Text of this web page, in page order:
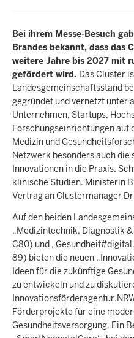
Bei ihrem Messe-Besuch
Brandes bekannt, dass das
weitere Jahre bis 2027 mit
gefördert wird. Das Cluster
Landesgemeinschaftsstand
gegründet und vernetzt unter
Unternehmen, Startups,
Forschungseinrichtungen auf
Medizin und
Netzwerk besonders auch
Innovationen in die Praxis.
klinische Studien. Ministerin
Vertrag an Clustermanager
Auf den beiden
„Medizintechnik, Diagnostik
C80) und
89) bieten die neuen
Ideen für die zukünftige
zu entwickeln und zu
Förderprojekte für eine
Gesundheitsversorgung. Ein